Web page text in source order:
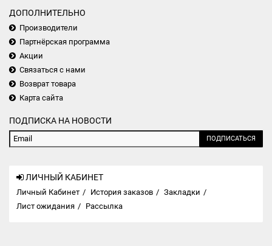
ДОПОЛНИТЕЛЬНО
Производители
Партнёрская программа
Акции
Связаться с нами
Возврат товара
Карта сайта
ПОДПИСКА НА НОВОСТИ
ПОДПИСАТЬСЯ
ЛИЧНЫЙ КАБИНЕТ
Личный Кабинет История заказов
Закладки
Лист ожидания
Рассылка